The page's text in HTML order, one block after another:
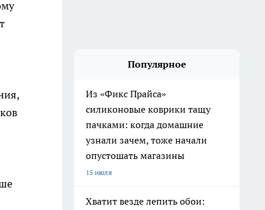
Популярное
Из «Фикс Прайса»
силиконовые коврики тащу
пачками: когда домашние
узнали зачем, тоже начали
опустошать магазины
15 июля
Хватит везде лепить обои: